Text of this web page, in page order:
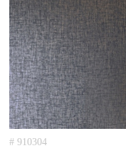
# 910304